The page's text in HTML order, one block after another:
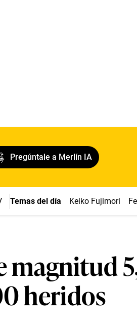
Pregúntale a Merlín IA
Temas del día Keiko Fujimori
heridos